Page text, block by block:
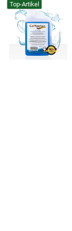
Top-Artikel